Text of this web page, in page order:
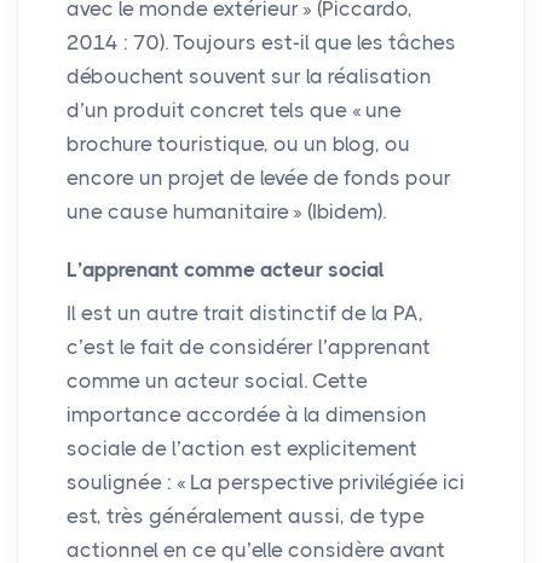
avec le monde extérieur » (Piccardo,
2014 : 70). Toujours est-il que les tâches
débouchent souvent sur la réalisation
d’un produit concret tels que « une
brochure touristique, ou un blog, ou
encore un projet de levée de fonds pour
une cause humanitaire » (Ibidem).
L’apprenant comme acteur social
Il est un autre trait distinctif de la PA,
c’est le fait de considérer l’apprenant
comme un acteur social. Cette
importance accordée à la dimension
sociale de l’action est explicitement
soulignée : « La perspective privilégiée ici
est, très généralement aussi, de type
actionnel en ce qu’elle considère avant